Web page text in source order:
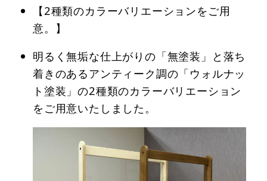
【2種類のカラーバリエーションをご用
意。】
明るく無垢な仕上がりの「無塗装」と落ち
着きのあるアンティーク調の「ウォルナッ
ト塗装」の2種類のカラーバリエーション
をご用意いたしました。